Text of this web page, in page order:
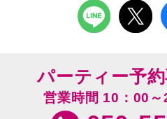
パーティー予
営業時間 10：00